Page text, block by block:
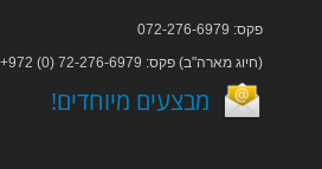
פקס: 072-276-6979
+972 (0) 72-276-6979 :חיוג מארה"ב) פקס)
!מבצעים מיוחדים